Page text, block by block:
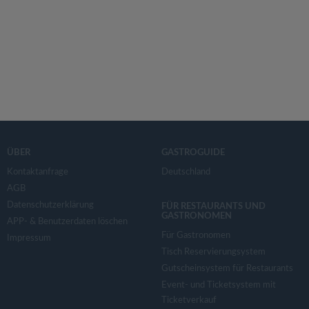
ÜBER
Kontaktanfrage
AGB
Datenschutzerklärung
APP- & Benutzerdaten löschen
Impressum
GASTROGUIDE
Deutschland
FÜR RESTAURANTS UND
GASTRONOMEN
Für Gastronomen
Tisch Reservierungsystem
Gutscheinsystem für Restaurants
Event- und Ticketsystem mit
Ticketverkauf